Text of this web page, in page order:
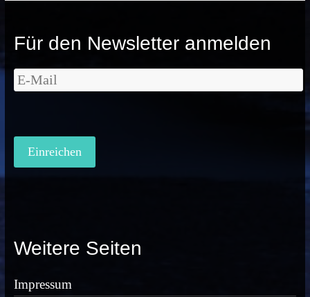
Für den Newsletter anmelden
Weitere Seiten
Impressum